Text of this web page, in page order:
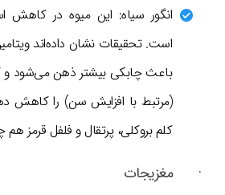
انگور سیاه: این میوه در کاهش
باعث چابکی بیشتر ذهن می‌شود و
(مرتبط با افزایش سن) را کاهش
کلم بروکلی، پرتقال و فلفل قرمز
· مغزیجات